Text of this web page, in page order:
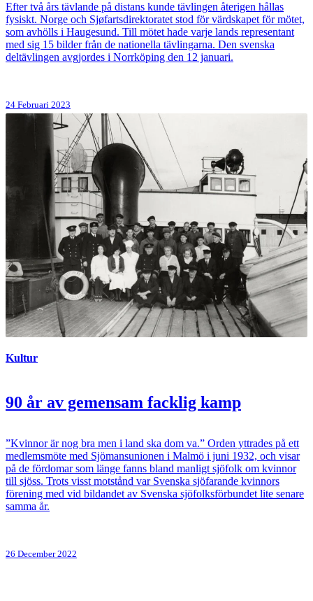
Efter två års tävlande på distans kunde tävlingen återigen hållas
fysiskt. Norge och Sjøfartsdirektoratet stod för värdskapet för mötet,
som avhölls i Haugesund. Till mötet hade varje lands representant
med sig 15 bilder från de nationella tävlingarna. Den svenska
deltävlingen avgjordes i Norrköping den 12 januari.
24 Februari 2023
Kultur
90 år av gemensam facklig kamp
”Kvinnor är nog bra men i land ska dom va.” Orden yttrades på ett
medlemsmöte med Sjömansunionen i Malmö i juni 1932, och visar
på de fördomar som länge fanns bland manligt sjöfolk om kvinnor
till sjöss. Trots visst motstånd var Svenska sjöfarande kvinnors
förening med vid bildandet av Svenska sjöfolksförbundet lite senare
samma år.
26 December 2022